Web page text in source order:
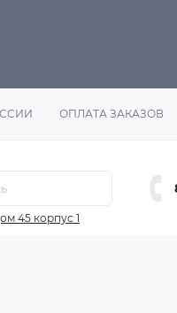
ОПЛАТА ЗАКАЗОВ
45 корпус 1